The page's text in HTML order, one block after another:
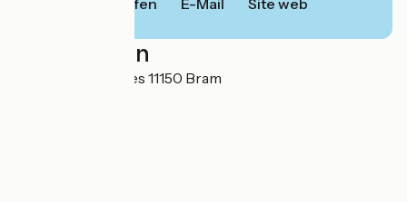
Anrufen E-Mail Site web
Localisation
69 avenue du Razès 11150 Bram